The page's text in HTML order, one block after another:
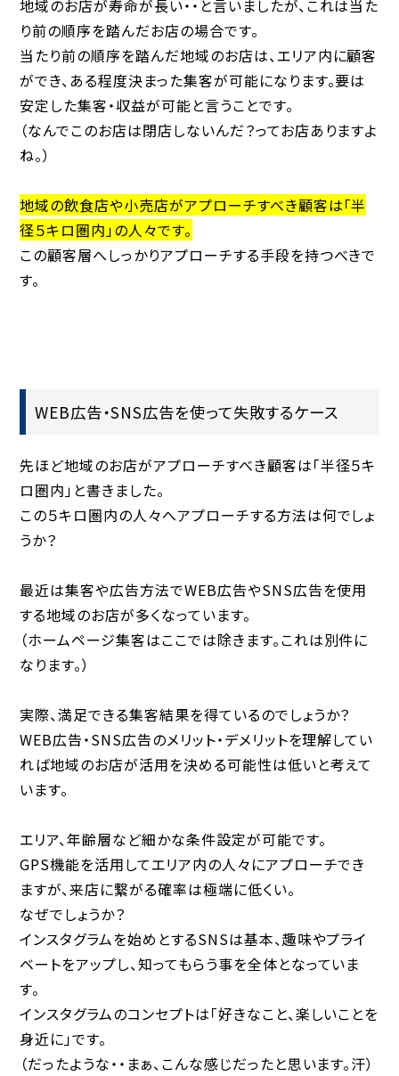
地域のお店が寿命が長い・・と言いましたが、これは当た
り前の順序を踏んだお店の場合です。
当たり前の順序を踏んだ地域のお店は、エリア内に顧客
ができ、ある程度決まった集客が可能になります。要は
安定した集客・収益が可能と言うことです。
（なんでこのお店は閉店しないんだ？ってお店ありますよ
ね。）
地域の飲食店や小売店がアプローチすべき顧客は「半
径５キロ圏内」の人々です。
この顧客層へしっかりアプローチする手段を持つべきで
す。
WEB広告・SNS広告を使って失敗するケース
先ほど地域のお店がアプローチすべき顧客は「半径５キ
ロ圏内」と書きました。
この５キロ圏内の人々へアプローチする方法は何でしょ
うか？
最近は集客や広告方法でWEB広告やSNS広告を使用
する地域のお店が多くなっています。
（ホームページ集客はここでは除きます。これは別件に
なります。）
実際、満足できる集客結果を得ているのでしょうか？
WEB広告・SNS広告のメリット・デメリットを理解してい
れば地域のお店が活用を決める可能性は低いと考えて
います。
エリア、年齢層など細かな条件設定が可能です。
GPS機能を活用してエリア内の人々にアプローチでき
ますが、来店に繋がる確率は極端に低くい。
なぜでしょうか？
インスタグラムを始めとするSNSは基本、趣味やプライ
ベートをアップし、知ってもらう事を全体となっていま
す。
インスタグラムのコンセプトは「好きなこと、楽しいことを
身近に」です。
（だったような・・まぁ、こんな感じだったと思います。汗）